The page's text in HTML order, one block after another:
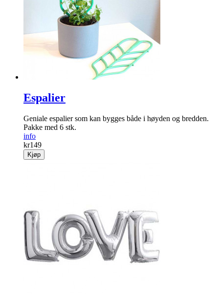
Espalier
Geniale espalier som kan bygges både i høyden og ­bredden.
Pakke med 6 stk.
info
kr149
Kjøp